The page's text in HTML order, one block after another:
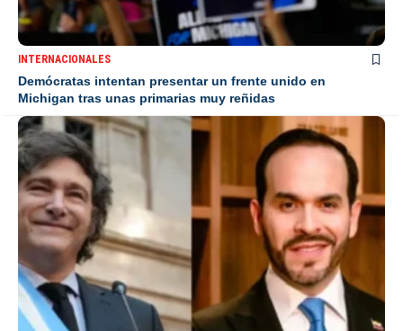
INTERNACIONALES
Demócratas intentan presentar un frente unido en
Michigan tras unas primarias muy reñidas